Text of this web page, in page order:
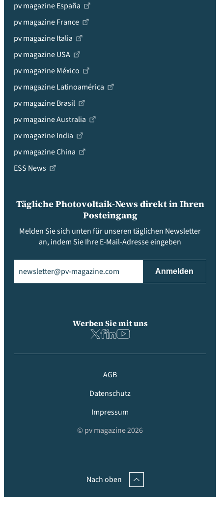
pv magazine España
pv magazine France
pv magazine Italia
pv magazine USA
pv magazine México
pv magazine Latinoamérica
pv magazine Brasil
pv magazine Australia
pv magazine India
pv magazine China
ESS News
Tägliche Photovoltaik-News direkt in Ihren
Posteingang
Melden Sie sich unten für unseren täglichen Newsletter
an, indem Sie Ihre E-Mail-Adresse eingeben
Werben Sie mit uns
AGB
Datenschutz
Impressum
© pv magazine 2026
Nach oben